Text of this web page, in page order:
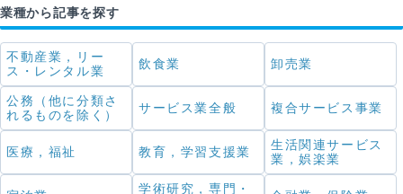
業種から記事を探す
不動産業，リー
ス・レンタル業
飲食業 卸売業
公務（他に分類さ
れるものを除く）
サービス業全般 複合サービス事業
医療，福祉 教育，学習支援業
生活関連サービス
業，娯楽業
学術研究，専門・